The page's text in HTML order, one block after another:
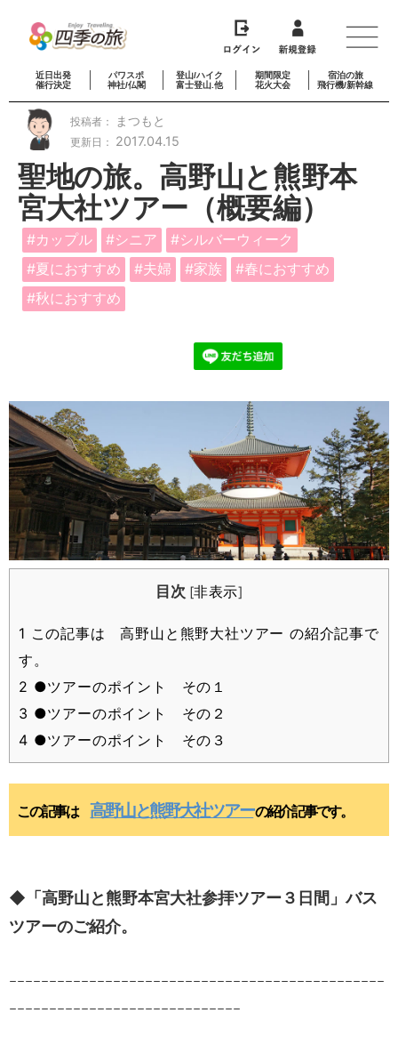
近日出発
催行決定
パワスポ
神社/仏閣
登山/ハイク
富士登山.他
期間限定
花火大会
宿泊の旅
飛行機/新幹線
投稿者： まつもと
更新日： 2017.04.15
聖地の旅。高野山と熊野本
宮大社ツアー（概要編）
カップル シニア
シルバーウィーク
夏におすすめ
夫婦 家族
春におすすめ
秋におすすめ
目次 [非表示]
1 この記事は 高野山と熊野大社ツアー の紹介記事で
す。
2 ●ツアーのポイント その１
3 ●ツアーのポイント その２
4 ●ツアーのポイント その３
この記事は 高野山と熊野大社ツアーの紹介記事です。
◆「高野山と熊野本宮大社参拝ツアー３日間」バス
ツアーのご紹介。
ｰｰｰｰｰｰｰｰｰｰｰｰｰｰｰｰｰｰｰｰｰｰｰｰｰｰｰｰｰｰｰｰｰｰｰｰｰｰｰｰｰｰｰｰｰｰｰ
ｰｰｰｰｰｰｰｰｰｰｰｰｰｰｰｰｰｰｰｰｰｰｰｰｰｰｰｰｰ